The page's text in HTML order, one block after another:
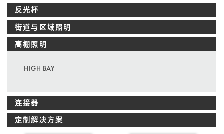
反光杯
街道与区域照明
高棚照明
HIGH BAY
连接器
定制解决方案